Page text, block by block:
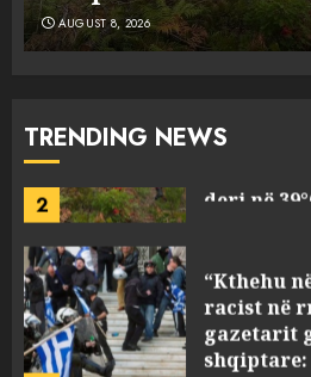
AUGUST 8, 2026
TRENDING NEWS
2
Fundjava
deri në 39°C
3
gazetarit
shqiptare:
nuk duhet
AUGUST 8, 2026